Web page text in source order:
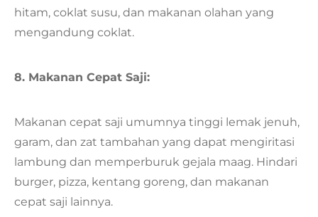
hitam, coklat susu, dan makanan olahan yang
mengandung coklat.
8. Makanan Cepat Saji:
Makanan cepat saji umumnya tinggi lemak jenuh,
garam, dan zat tambahan yang dapat mengiritasi
lambung dan memperburuk gejala maag. Hindari
burger, pizza, kentang goreng, dan makanan
cepat saji lainnya.